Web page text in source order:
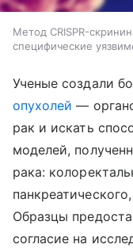
Метод CRISPR-
специфические
Ученые создали
опухолей —
рак и искать
моделей,
рака:
Образцы
согласие на